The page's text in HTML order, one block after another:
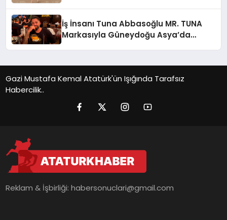
İş İnsanı Tuna Abbasoğlu MR. TUNA
Markasıyla Güneydoğu Asya’da
Gazi Mustafa Kemal Atatürk'ün Işığında Tarafsız
Habercilik..
Reklam & İşbirliği:habersonuclari@gmail.com